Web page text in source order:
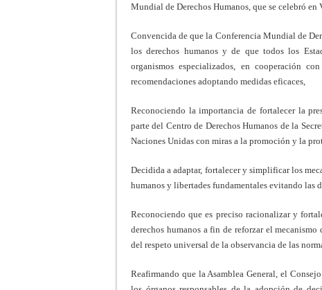
Mundial de Derechos Humanos, que se celebró
Convencida de que la Conferencia Mundial de
los derechos humanos y de que todos los
organismos especializados, en cooperación
recomendaciones adoptando medidas eficaces,
Reconociendo la importancia de fortalecer la
parte del Centro de Derechos Humanos de la
Naciones Unidas con miras a la promoción y la
Decidida a adaptar, fortalecer y simplificar los
humanos y libertades fundamentales evitando las
Reconociendo que es preciso racionalizar y
derechos humanos a fin de reforzar el
del respeto universal de la observancia de las
Reafirmando que la Asamblea General, el